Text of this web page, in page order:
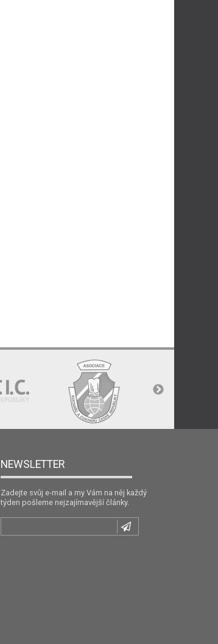
NEWSLETTER
Zadejte svůj e-mail a my Vám na něj každý
týden pošleme nejzajímavější články.